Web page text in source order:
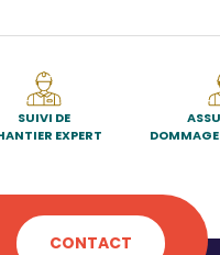
SUIVI DE
EXPERT
CONTACT